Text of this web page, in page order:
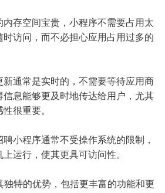
存空间宝贵，小程序不需要占用太
访问，而不必担心应用占用过多的
通常是实时的，不需要等待应用商
信息能够更及时地传达给用户，尤其
很重要。
小程序通常不受操作系统的限制，
运行，使其更具可访问性。
特的优势，包括更丰富的功能和更